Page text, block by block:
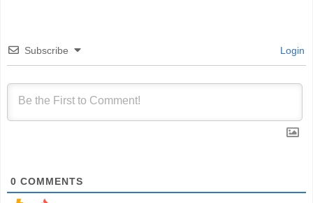
Subscribe Login
0 COMMENTS